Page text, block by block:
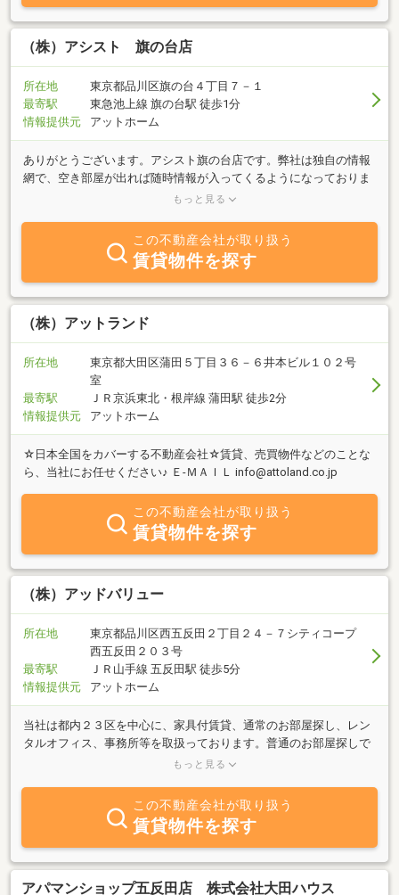
（株）アシスト 旗の台店
所在地
東京都品川区旗の台４丁目７－１
最寄駅
東急池上線 旗の台駅 徒歩1分
情報提供元
アットホーム
ありがとうございます。アシスト旗の台店です。弊社は独自の情報
網で、空き部屋が出れば随時情報が入ってくるようになっておりま
す。それによって弊社管理物件はもちろんの事、他業者様の管理物
色々探しまわっているのに見つからない方、アシスト旗の台店に来
て頂ければ、ご期待に沿えると思います。アシスト旗の台店のスタ
ッフが、お客様の為にお部屋探しを楽しいものに変えてドンドン御
案内させて頂きますので、たくさんのワガママを持ってアシスト旗
の台店へご来店下さい。アシスト旗の台店スタッフ一同、心よりお
待ちしております。
もっと見る
この不動産会社が取り扱う
賃貸物件を探す
（株）アットランド
所在地
東京都大田区蒲田５丁目３６－６井本ビル１０２号
室
最寄駅
ＪＲ京浜東北・根岸線 蒲田駅 徒歩2分
情報提供元
アットホーム
☆日本全国をカバーする不動産会社☆賃貸、売買物件などのことな
ら、当社にお任せください♪ Ｅ-ＭＡＩＬ info@attoland.co.jp
この不動産会社が取り扱う
賃貸物件を探す
（株）アッドバリュー
所在地
東京都品川区西五反田２丁目２４－７シティコープ
西五反田２０３号
最寄駅
ＪＲ山手線 五反田駅 徒歩5分
情報提供元
アットホーム
当社は都内２３区を中心に、家具付賃貸、通常のお部屋探し、レン
タルオフィス、事務所等を取扱っております。普通のお部屋探しで
は物件が見つからない方やお部屋探しでお悩みの方は当社までご相
もっと見る
この不動産会社が取り扱う
賃貸物件を探す
アパマンショップ五反田店 株式会社大田ハウス